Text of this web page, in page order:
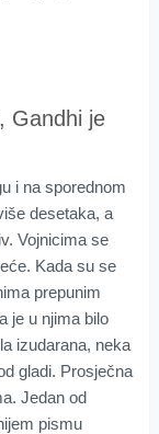
Gandhi je
i na sporednom
desetaka, a
Vojnicima se
Kada su se
prepunim
je u njima bilo
izudarana, neka
gladi. Prosječna
Jedan od
pismu